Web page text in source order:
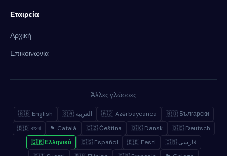
Εταιρεία
Αρχική
Επικοινωνία
Άλλες γλώσσες
🇬🇧 English 🇸🇦 العربية 🇦🇿 Azərbaycanca
🇧🇬 Български
🇧🇩 বাংলা
🏴 Català 🇨🇿 Čeština 🇩🇰 Dansk
🇩🇪 Deutsch
🇬🇷 Ελληνικά
🇪🇸 Español 🇪🇪 Eesti
🇮🇷 فارسی